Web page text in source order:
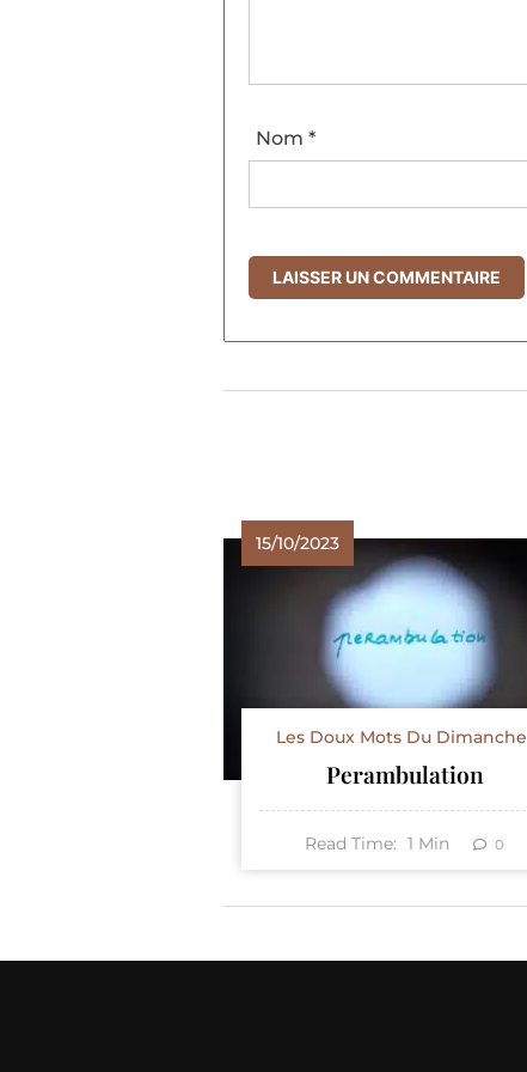
Nom *
15/10/2023
Les Doux Mots Du Dimanche
Perambulation
Read Time: 1 Min 0